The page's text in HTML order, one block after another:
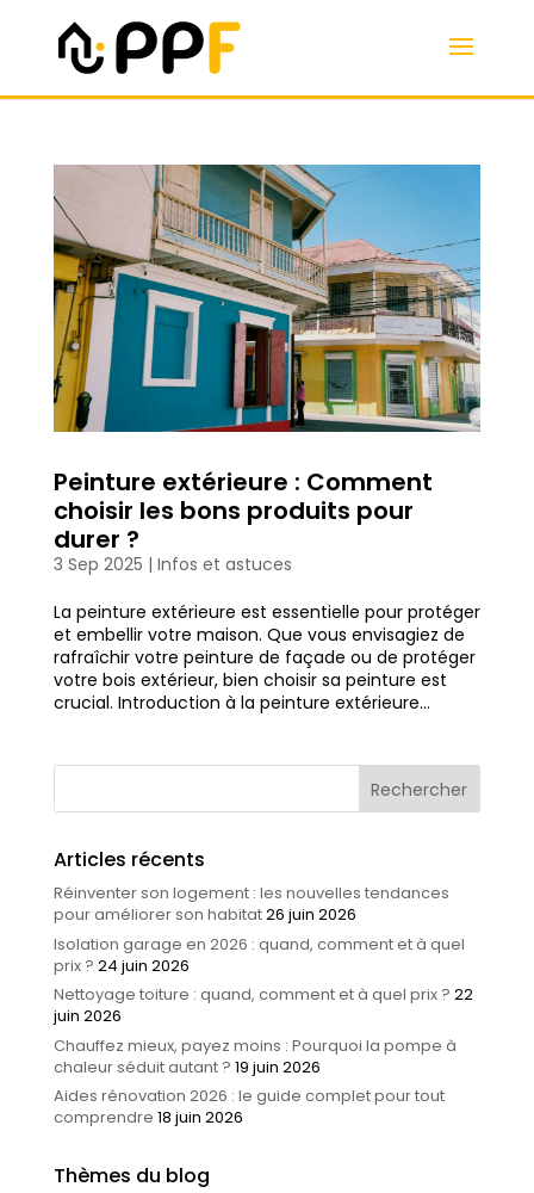
Peinture extérieure : Comment
choisir les bons produits pour
durer ?
3 Sep 2025 | Infos et astuces
La peinture extérieure est essentielle pour protéger
et embellir votre maison. Que vous envisagiez de
rafraîchir votre peinture de façade ou de protéger
votre bois extérieur, bien choisir sa peinture est
crucial. Introduction à la peinture extérieure...
Articles récents
Réinventer son logement : les nouvelles tendances
pour améliorer son habitat26 juin 2026
Isolation garage en 2026 : quand, comment et à quel
prix ? 24 juin 2026
Nettoyage toiture : quand, comment et à quel prix ? 22
juin 2026
Chauffez mieux, payez moins : Pourquoi la pompe à
chaleur séduit autant ? 19 juin 2026
Aides rénovation 2026 : le guide complet pour tout
comprendre 18 juin 2026
Thèmes du blog